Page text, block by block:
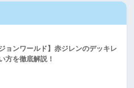
ョンワールド】赤ジレンのデッキレ
方を徹底解説！